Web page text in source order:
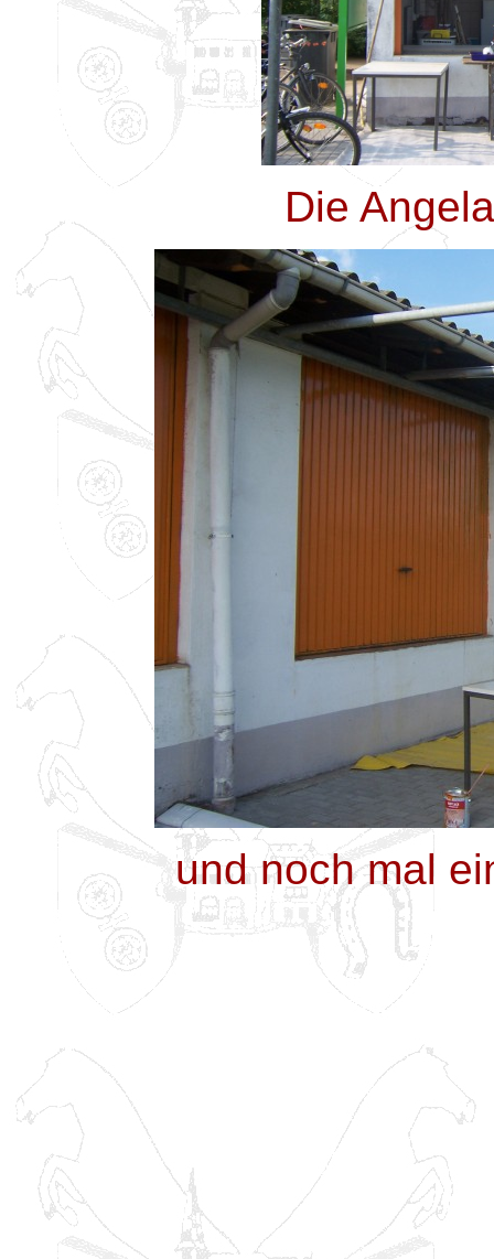
Die
und noch mal